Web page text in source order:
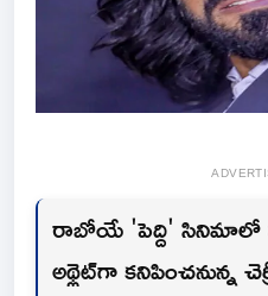
రాబోయే 'పెద్ది' సినిమాలో
అథ్లెట్‌గా కనిపించనున్న